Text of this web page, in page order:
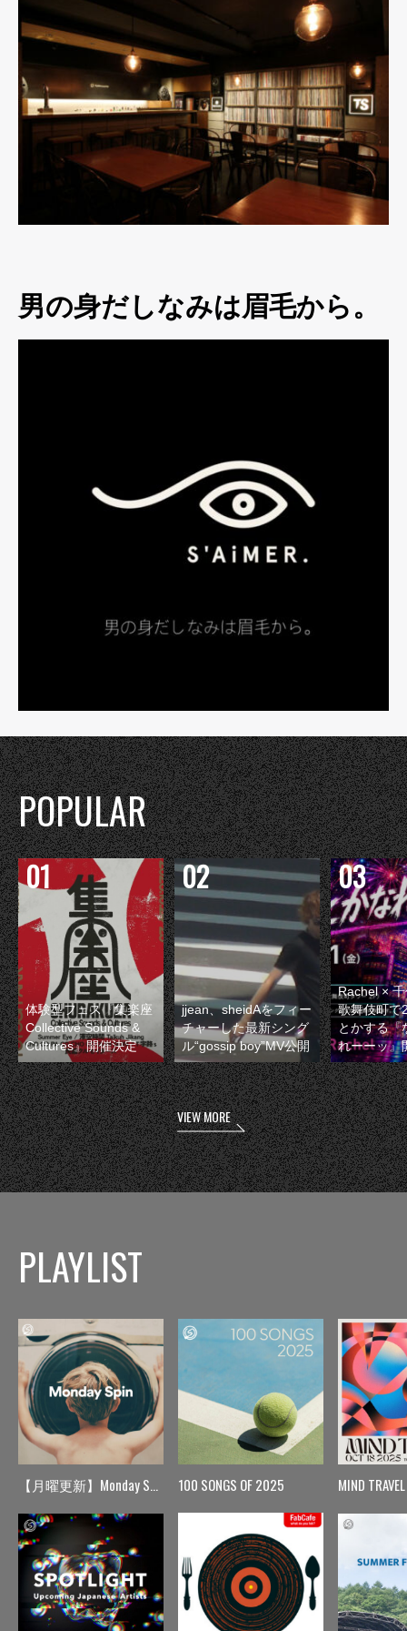
男の身だしなみは眉毛から。
POPULAR
体験型フェス『集楽座
Collective Sounds &
Cultures』開催決定
jjean、sheidAをフィー
チャーした最新シング
ル“gossip boy”MV公開
Rachel ×
歌舞伎町で
とかする『
れーーッ』
VIEW MORE
PLAYLIST
【月曜更新】Monday Spin 100 SONGS OF 2025 MIND TRAVEL